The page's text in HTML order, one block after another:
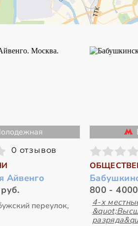
0 отзывов
Айвенго
переулок,
800 -
4-х